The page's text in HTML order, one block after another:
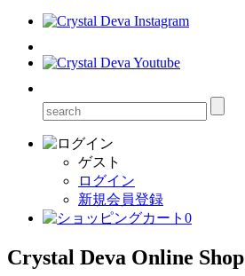
ゲスト
ログイン
新規会員登録
0
Crystal Deva Online Shop